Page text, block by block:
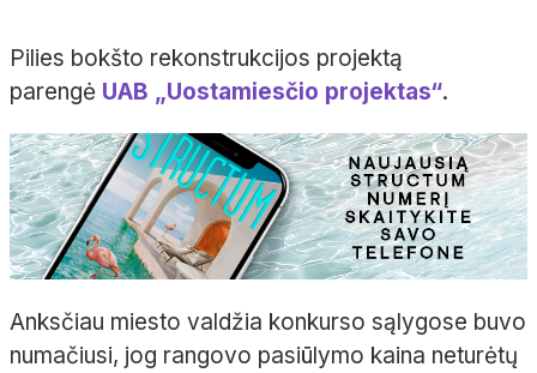
Pilies bokšto rekonstrukcijos projektą
parengė UAB „Uostamiesčio projektas“.
Anksčiau miesto valdžia konkurso sąlygose buvo
numačiusi, jog rangovo pasiūlymo kaina neturėtų